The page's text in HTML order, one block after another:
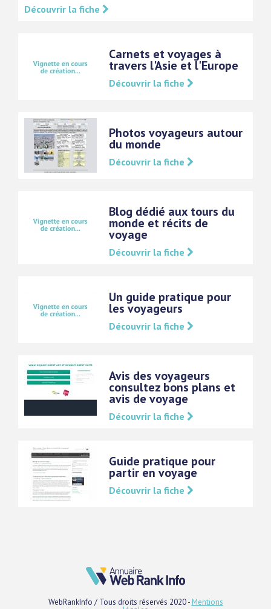
Découvrir la fiche
Carnets et voyages à
travers l'Asie et l'Europe
Découvrir la fiche
Photos voyageurs autour
du monde
Découvrir la fiche
Blog dédié aux tours du
monde et récits de
voyage
Découvrir la fiche
Un guide pratique pour
les voyageurs
Découvrir la fiche
Avis des voyageurs
consultez bons plans et
avis de voyage
Découvrir la fiche
Guide pratique pour
partir en voyage
Découvrir la fiche
WebRankInfo / Tous droits réservés 2020 - Mentions